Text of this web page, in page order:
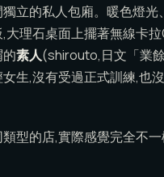
立的私人包廂。暖色燈光
大理石桌面上擺著無線卡
素人(shirouto,日文「業
生,沒有受過正式訓練,也
型的店,實際感覺完全不一